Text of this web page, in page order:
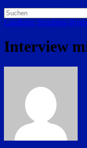
Landkreis Straubing-
Interview